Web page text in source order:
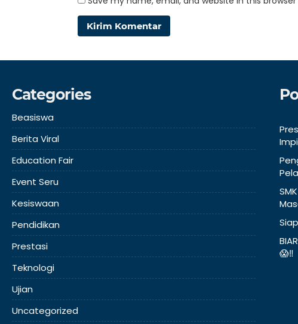
Categories
Beasiswa
Berita Viral
Education Fair
Event Seru
Kesiswaan
Pendidikan
Prestasi
Teknologi
Ujian
Uncategorized
😱‼️